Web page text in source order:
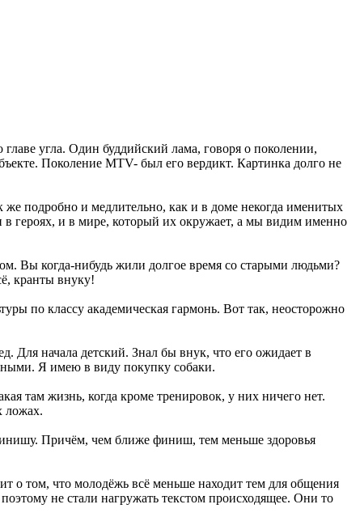
угла. Один буддийский лама, говоря о поколении,
Поколение MTV- был его вердикт. Картинка долго не
подробно и медлительно, как и в доме некогда именитых
героях, и в мире, который их окружает, а мы видим именно
Вы когда-нибудь жили долгое время со старыми людьми?
кранты внуку!
по классу академическая гармонь. Вот так, неосторожно
Для начала детский. Знал бы внук, что его ожидает в
Я имею в виду покупку собаки.
там жизнь, когда кроме тренировок, у них ничего нет.
ложах.
Причём, чем ближе финиш, тем меньше здоровья
о том, что молодёжь всё меньше находит тем для общения
не стали нагружать текстом происходящее. Они то